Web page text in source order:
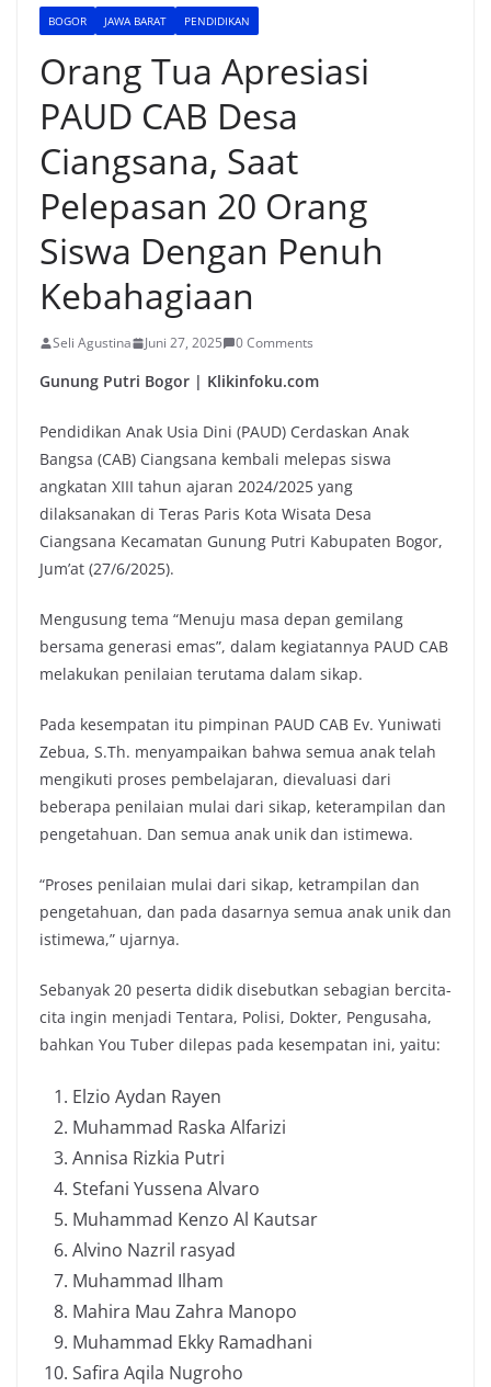
BOGOR JAWA BARAT PENDIDIKAN
Orang Tua Apresiasi
PAUD CAB Desa
Ciangsana, Saat
Pelepasan 20 Orang
Siswa Dengan Penuh
Kebahagiaan
Seli Agustina Juni 27, 2025 0 Comments
Gunung Putri Bogor | Klikinfoku.com
Pendidikan Anak Usia Dini (PAUD) Cerdaskan Anak
Bangsa (CAB) Ciangsana kembali melepas siswa
angkatan XIII tahun ajaran 2024/2025 yang
dilaksanakan di Teras Paris Kota Wisata Desa
Ciangsana Kecamatan Gunung Putri Kabupaten Bogor,
Jum’at (27/6/2025).
Mengusung tema “Menuju masa depan gemilang
bersama generasi emas”, dalam kegiatannya PAUD CAB
melakukan penilaian terutama dalam sikap.
Pada kesempatan itu pimpinan PAUD CAB Ev. Yuniwati
Zebua, S.Th. menyampaikan bahwa semua anak telah
mengikuti proses pembelajaran, dievaluasi dari
beberapa penilaian mulai dari sikap, keterampilan dan
pengetahuan. Dan semua anak unik dan istimewa.
“Proses penilaian mulai dari sikap, ketrampilan dan
pengetahuan, dan pada dasarnya semua anak unik dan
istimewa,” ujarnya.
Sebanyak 20 peserta didik disebutkan sebagian bercita-
cita ingin menjadi Tentara, Polisi, Dokter, Pengusaha,
bahkan You Tuber dilepas pada kesempatan ini, yaitu:
Elzio Aydan Rayen
Muhammad Raska Alfarizi
Annisa Rizkia Putri
Stefani Yussena Alvaro
Muhammad Kenzo Al Kautsar
Alvino Nazril rasyad
Muhammad Ilham
Mahira Mau Zahra Manopo
Muhammad Ekky Ramadhani
Safira Aqila Nugroho